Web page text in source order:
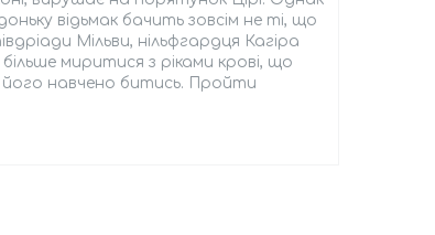
відьмак бачить зовсім не ті, що
Мільви, нільфгардця Кагіра
миритися з ріками крові, що
його навчено битись. Пройти